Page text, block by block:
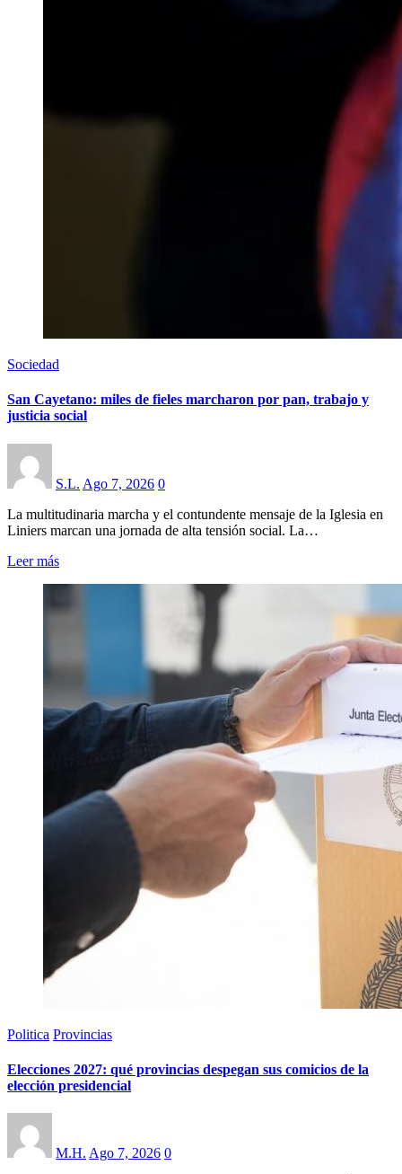
Sociedad
San Cayetano: miles de fieles marcharon por pan, trabajo y
justicia social
S.L. Ago 7, 2026 0
La multitudinaria marcha y el contundente mensaje de la Iglesia en
Liniers marcan una jornada de alta tensión social. La…
Leer más
Politica Provincias
Elecciones 2027: qué provincias despegan sus comicios de la
elección presidencial
M.H. Ago 7, 2026 0